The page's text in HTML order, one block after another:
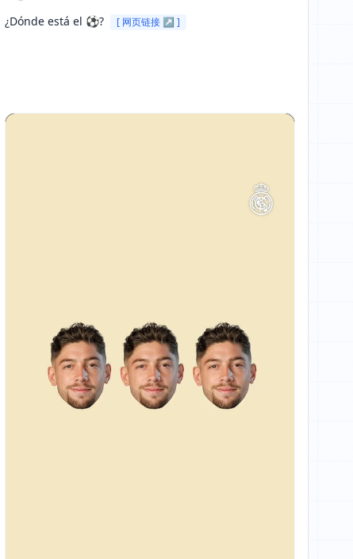
¿Dónde está el ⚽? [ 网页链接 ↗ ]